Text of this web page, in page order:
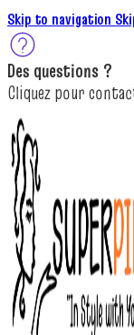
Skip to navigation
Des questions ?
Cliquez pour